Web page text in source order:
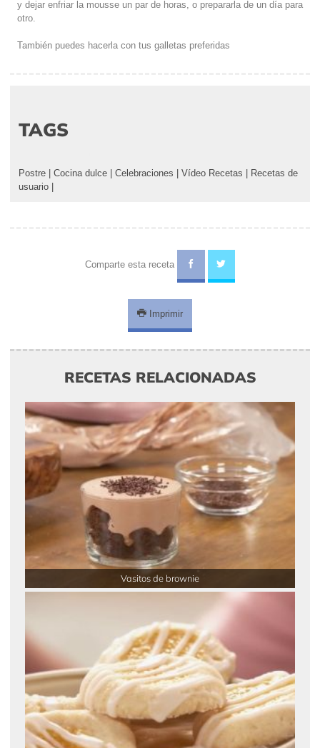
y dejar enfriar la mousse un par de horas, o prepararla de un día para
otro.
También puedes hacerla con tus galletas preferidas
TAGS
Postre Cocina dulce Celebraciones Vídeo Recetas
Recetas de
usuario
Comparte esta receta
Imprimir
RECETAS RELACIONADAS
Vasitos de brownie